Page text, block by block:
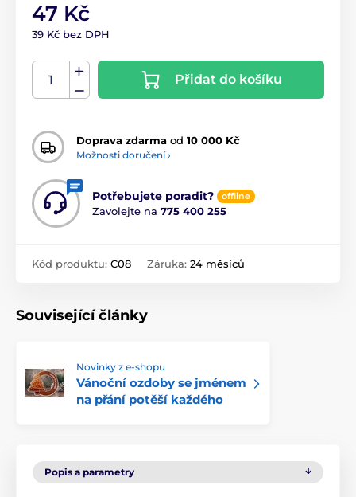
47 Kč
39 Kč bez DPH
Přidat do košíku
Doprava zdarma od 10 000 Kč
Možnosti doručení ›
Potřebujete poradit? offline
Zavolejte na 775 400 255
Kód produktu: C08 Záruka: 24 měsíců
Související články
Novinky z e-shopu
Vánoční ozdoby se jménem
na přání potěší každého
Popis a parametry